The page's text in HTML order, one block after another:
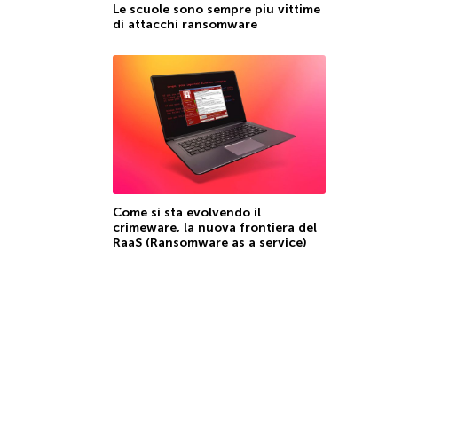
Le scuole sono sempre piu vittime
di attacchi ransomware
Come si sta evolvendo il
crimeware, la nuova frontiera del
RaaS (Ransomware as a service)